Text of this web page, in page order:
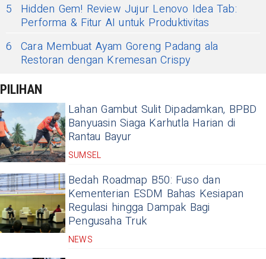
5
Hidden Gem! Review Jujur Lenovo Idea Tab:
Performa & Fitur AI untuk Produktivitas
6 Cara Membuat Ayam Goreng Padang ala
Restoran dengan Kremesan Crispy
PILIHAN
Lahan Gambut Sulit Dipadamkan, BPBD
Banyuasin Siaga Karhutla Harian di
Rantau Bayur
SUMSEL
Bedah Roadmap B50: Fuso dan
Kementerian ESDM Bahas Kesiapan
Regulasi hingga Dampak Bagi
Pengusaha Truk
NEWS